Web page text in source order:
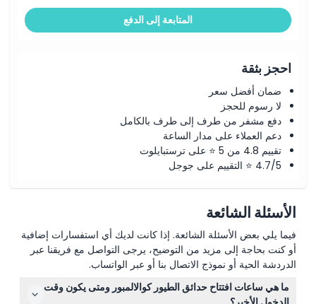
المتابعة إلى الدفع
احجز بثقة
ضمان أفضل سعر
لا رسوم للحجز
دفع مشفر من طرف إلى طرف بالكامل
دعم العملاء على مدار الساعة
تقييم 4.8 من 5 ⭐ على ترستبايلوت
4.7/5 ⭐ التقييم على جوجل
الأسئلة الشائعة
فيما يلي بعض الأسئلة الشائعة. إذا كانت لديك أي استفسارات إضافية
أو كنت بحاجة إلى مزيد من التوضيح، يرجى التواصل مع فريقنا عبر
الدردشة الحية أو نموذج الاتصال بنا أو عبر الواتساب.
ما هي ساعات افتتاح حدائق الطيور كوالالمبور ومتى يكون وقت